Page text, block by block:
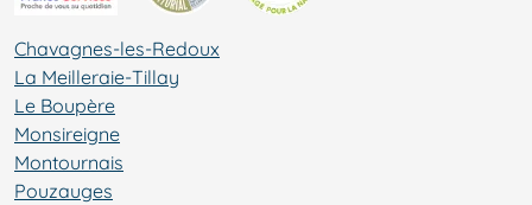
Chavagnes-les-Redoux
La Meilleraie-Tillay
Le Boupère
Monsireigne
Montournais
Pouzauges